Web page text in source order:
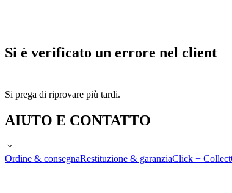
Si è verificato un errore nel client
Si prega di riprovare più tardi.
AIUTO E CONTATTO
Ordine & consegnaRestituzione & garanziaClick + Collect